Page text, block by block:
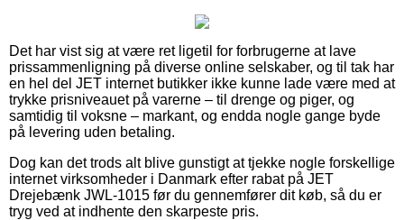
Det har vist sig at være ret ligetil for forbrugerne at lave
prissammenligning på diverse online selskaber, og til tak har
en hel del JET internet butikker ikke kunne lade være med at
trykke prisniveauet på varerne – til drenge og piger, og
samtidig til voksne – markant, og endda nogle gange byde
på levering uden betaling.
Dog kan det trods alt blive gunstigt at tjekke nogle forskellige
internet virksomheder i Danmark efter rabat på JET
Drejebænk JWL-1015 før du gennemfører dit køb, så du er
tryg ved at indhente den skarpeste pris.